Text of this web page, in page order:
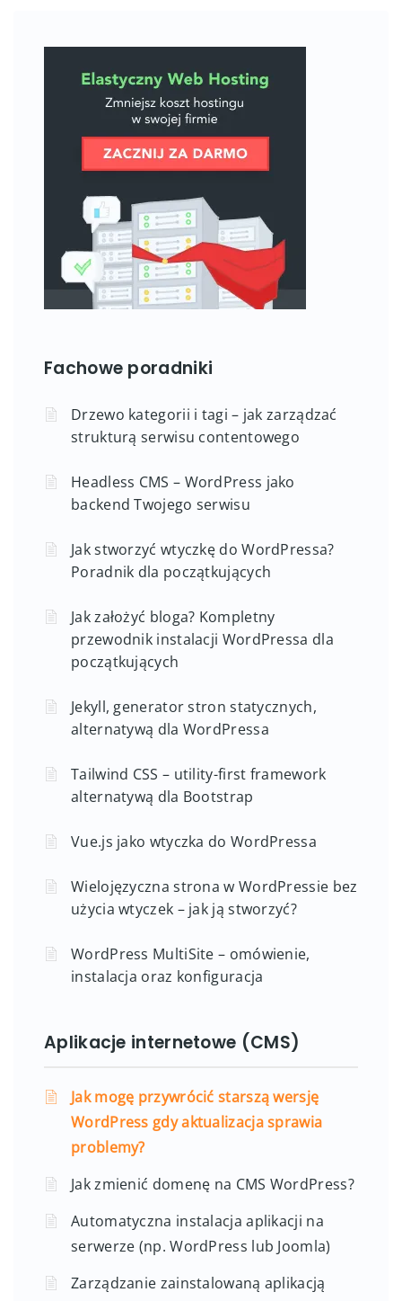
Fachowe poradniki
Drzewo kategorii i tagi – jak zarządzać
strukturą serwisu contentowego
Headless CMS – WordPress jako
backend Twojego serwisu
Jak stworzyć wtyczkę do WordPressa?
Poradnik dla początkujących
Jak założyć bloga? Kompletny
przewodnik instalacji WordPressa dla
początkujących
Jekyll, generator stron statycznych,
alternatywą dla WordPressa
Tailwind CSS – utility-first framework
alternatywą dla Bootstrap
Vue.js jako wtyczka do WordPressa
Wielojęzyczna strona w WordPressie bez
użycia wtyczek – jak ją stworzyć?
WordPress MultiSite – omówienie,
instalacja oraz konfiguracja
Aplikacje internetowe (CMS)
Jak mogę przywrócić starszą wersję
WordPress gdy aktualizacja sprawia
problemy?
Jak zmienić domenę na CMS WordPress?
Automatyczna instalacja aplikacji na
serwerze (np. WordPress lub Joomla)
Zarządzanie zainstalowaną aplikacją